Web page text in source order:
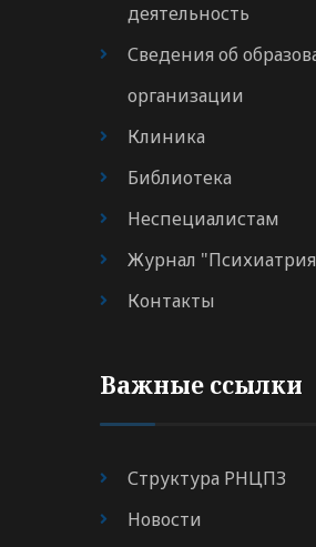
деятельность
Сведения об
организации
Клиника
Библиотека
Неспециалистам
Журнал
Контакты
Важные ссылки
Структура РНЦПЗ
Новости